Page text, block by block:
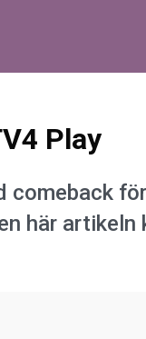
Play
comeback
här